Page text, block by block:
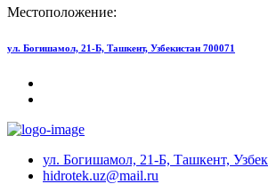
Местоположение:
ул. Богишамол, 21-Б, Ташкент, Узбекистан 700071
ул. Богишамол, 21-Б, Ташкент,
hidrotek.uz@mail.ru